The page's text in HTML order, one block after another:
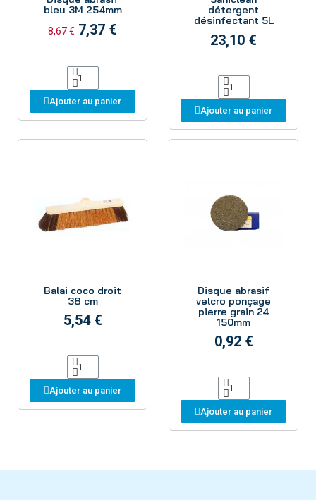
bleu 3M 254mm
8,67 € 7,37 €
Ajouter au panier
détergent
désinfectant 5L
23,10 €
Ajouter au panier
Balai coco droit
38 cm
5,54 €
Ajouter au panier
Disque abrasif
velcro ponçage
pierre grain 24
150mm
0,92 €
Ajouter au panier